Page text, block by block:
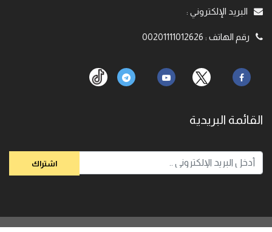
البريد الإلكتروني :
رقم الهاتف :
00201111012626
القائمة البريدية